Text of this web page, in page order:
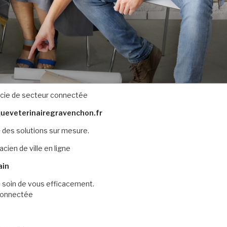
de secteur connectée
solutions sur mesure.
de ville en ligne
soin de vous efficacement.